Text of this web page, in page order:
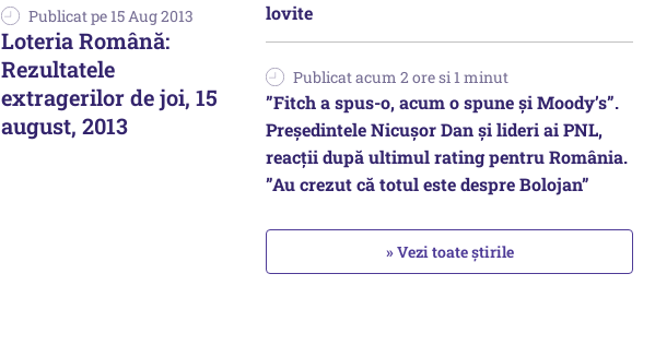
Publicat pe 15 Aug 2013
Loteria Română:
Rezultatele
extragerilor de joi, 15
august, 2013
lovite
Publicat acum 2 ore si 1 minut
”Fitch a spus-o, acum o spune și Moody’s”.
Președintele Nicușor Dan și lideri ai PNL,
reacții după ultimul rating pentru România.
”Au crezut că totul este despre Bolojan”
» Vezi toate știrile